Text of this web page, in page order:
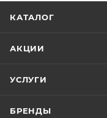
КАТАЛОГ
АКЦИИ
УСЛУГИ
БРЕНДЫ